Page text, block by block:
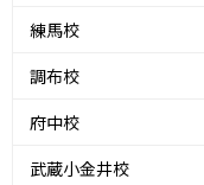
練馬校
調布校
府中校
武蔵小金井校